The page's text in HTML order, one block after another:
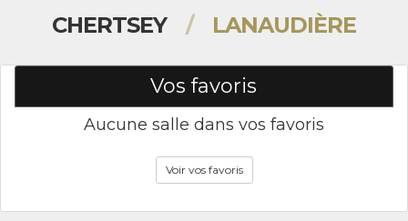
CHERTSEY / LANAUDIÈRE
Vos favoris
Aucune salle dans vos favoris
Voir vos favoris